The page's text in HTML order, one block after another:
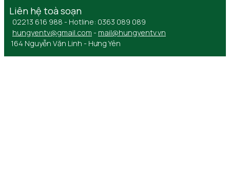
Liên hệ toà soạn
02213 616 988 - Hotline: 0363 089 089
hungyentv@gmail.com - mail@hungyentv.vn
164 Nguyễn Văn Linh - Hưng Yên